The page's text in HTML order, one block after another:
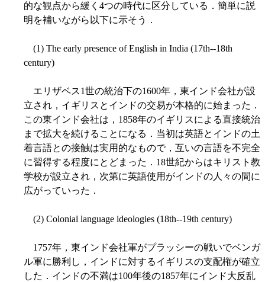
的な観点から緩く4つの時代に区分している．簡単に説
明を補いながら以下に示そう．
(1) The early presence of English in India (17th--18th
century)
エリザベス1世の統治下の1600年，東インド会社が設
立され，イギリスとインドの交易が本格的に始まった．
この東インド会社は，1858年のイギリスによる直接統治
まで拡大を続けることになる．当初は英語とインドの土
着言語との接触は実用的なもので，互いの言語を不完全
に習得する程度にとどまった．18世紀からはキリスト教
学校が設立され，次第に英語使用がインドの人々の間に
広がっていった．
(2) Colonial language ideologies (18th--19th century)
1757年，東インド会社軍がプラッシーの戦いでベンガ
ル軍に勝利し，インドに対するイギリスの支配権が確立
した．インドの不満は100年後の1857年にインド大反乱